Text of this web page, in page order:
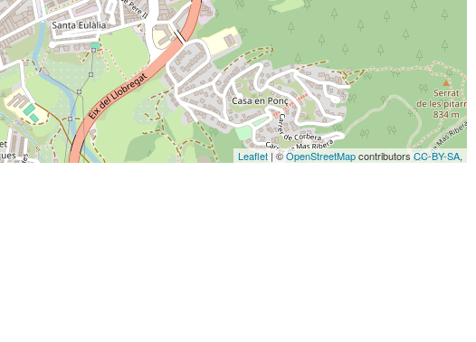
Leaflet | ©OpenStreetMapcontributorsCC-BY-SA,